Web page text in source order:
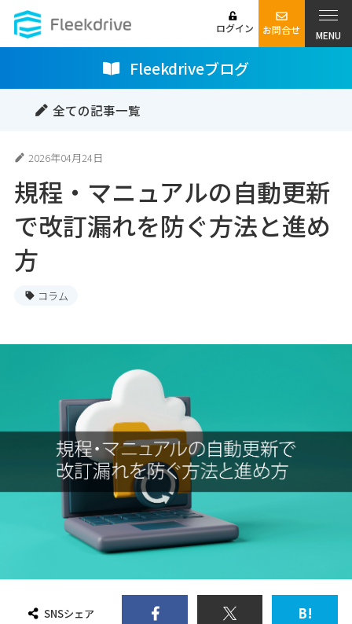
MENU
ログイン お問合せ
Fleekdriveブログ
全ての記事一覧
2026年04月24日
規程・マニュアルの自動更新
で改訂漏れを防ぐ方法と進め
方
コラム
SNSシェア B!